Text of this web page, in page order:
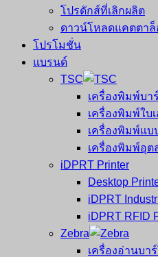
โปรดักส์ที่เลิกผลิต
ดาวน์โหลดแคตตาล็
โปรโมชั่น
แบรนด์
TSC
เครื่องพิมพ์บา
เครื่องพิมพ์ใบ
เครื่องพิมพ์แบ
เครื่องพิมพ์อุต
iDPRT Printer
Desktop
iDPRT
iDPRT RFID
Zebra
เครื่องอ่านบา